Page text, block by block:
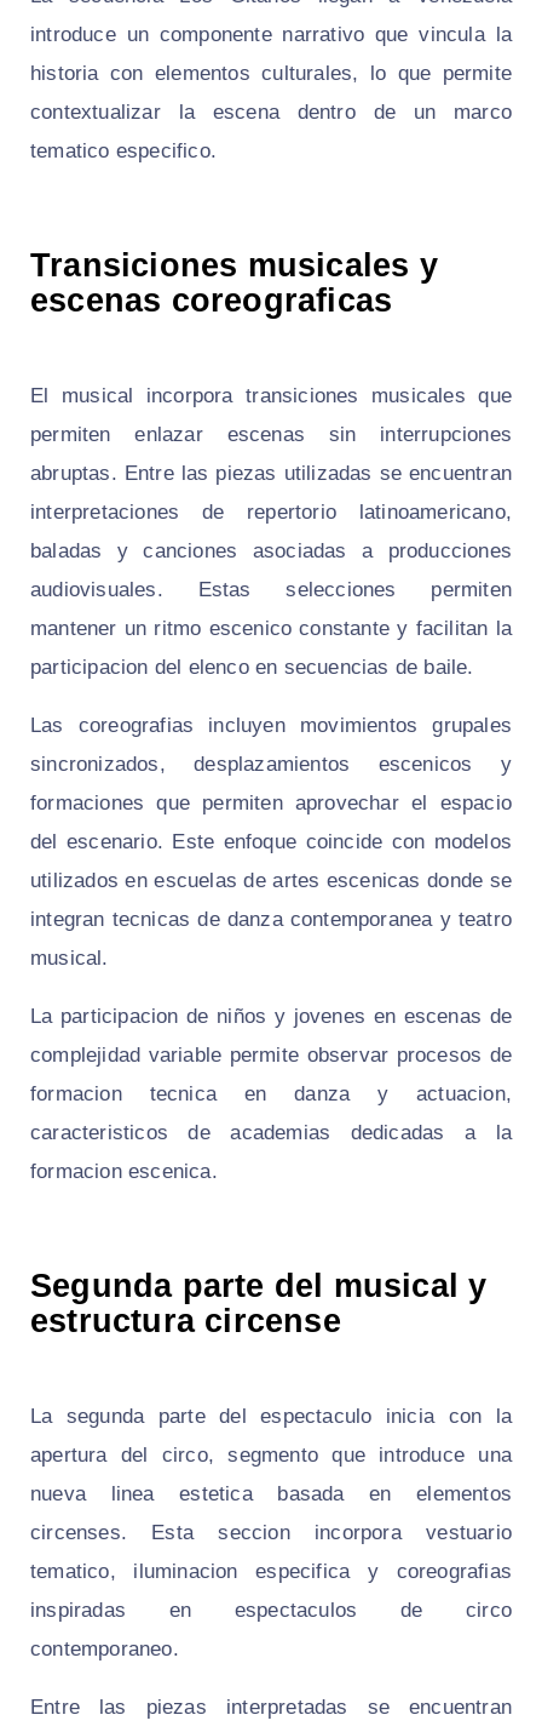
introduce un componente narrativo que vincula la
historia con elementos culturales, lo que permite
contextualizar la escena dentro de un marco
tematico especifico.
Transiciones musicales y
escenas coreograficas
El musical incorpora transiciones musicales que
permiten enlazar escenas sin interrupciones
abruptas. Entre las piezas utilizadas se encuentran
interpretaciones de repertorio latinoamericano,
baladas y canciones asociadas a producciones
audiovisuales. Estas selecciones permiten
mantener un ritmo escenico constante y facilitan la
participacion del elenco en secuencias de baile.
Las coreografias incluyen movimientos grupales
sincronizados, desplazamientos escenicos y
formaciones que permiten aprovechar el espacio
del escenario. Este enfoque coincide con modelos
utilizados en escuelas de artes escenicas donde se
integran tecnicas de danza contemporanea y teatro
musical.
La participacion de niños y jovenes en escenas de
complejidad variable permite observar procesos de
formacion tecnica en danza y actuacion,
caracteristicos de academias dedicadas a la
formacion escenica.
Segunda parte del musical y
estructura circense
La segunda parte del espectaculo inicia con la
apertura del circo, segmento que introduce una
nueva linea estetica basada en elementos
circenses. Esta seccion incorpora vestuario
tematico, iluminacion especifica y coreografias
inspiradas en espectaculos de circo
contemporaneo.
Entre las piezas interpretadas se encuentran